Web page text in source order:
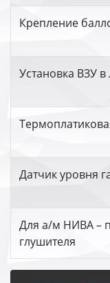
Крепление
Установка ВЗУ
Датчик уровня
Для а/м НИВА –
глушителя